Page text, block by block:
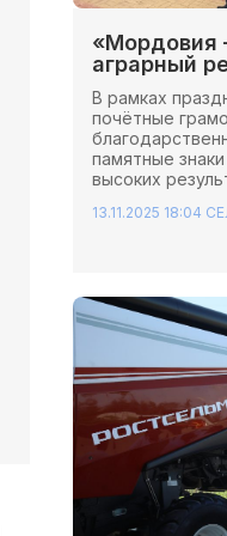
аграрный
В рамках
почётные
памятные
высоких
13.11.2025 18:04